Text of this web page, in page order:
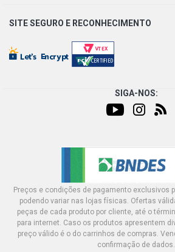
SITE SEGURO E RECONHECIMENTO
SIGA-NOS:
Preços e condições de pagamento exclusivos
podendo variar nas lojas físicas. Ofertas
peças de cada produto por cliente, até o
para internet. Caso os produtos apresentem
preço válido é o do carrinhos de compras.
confirmação de dados.